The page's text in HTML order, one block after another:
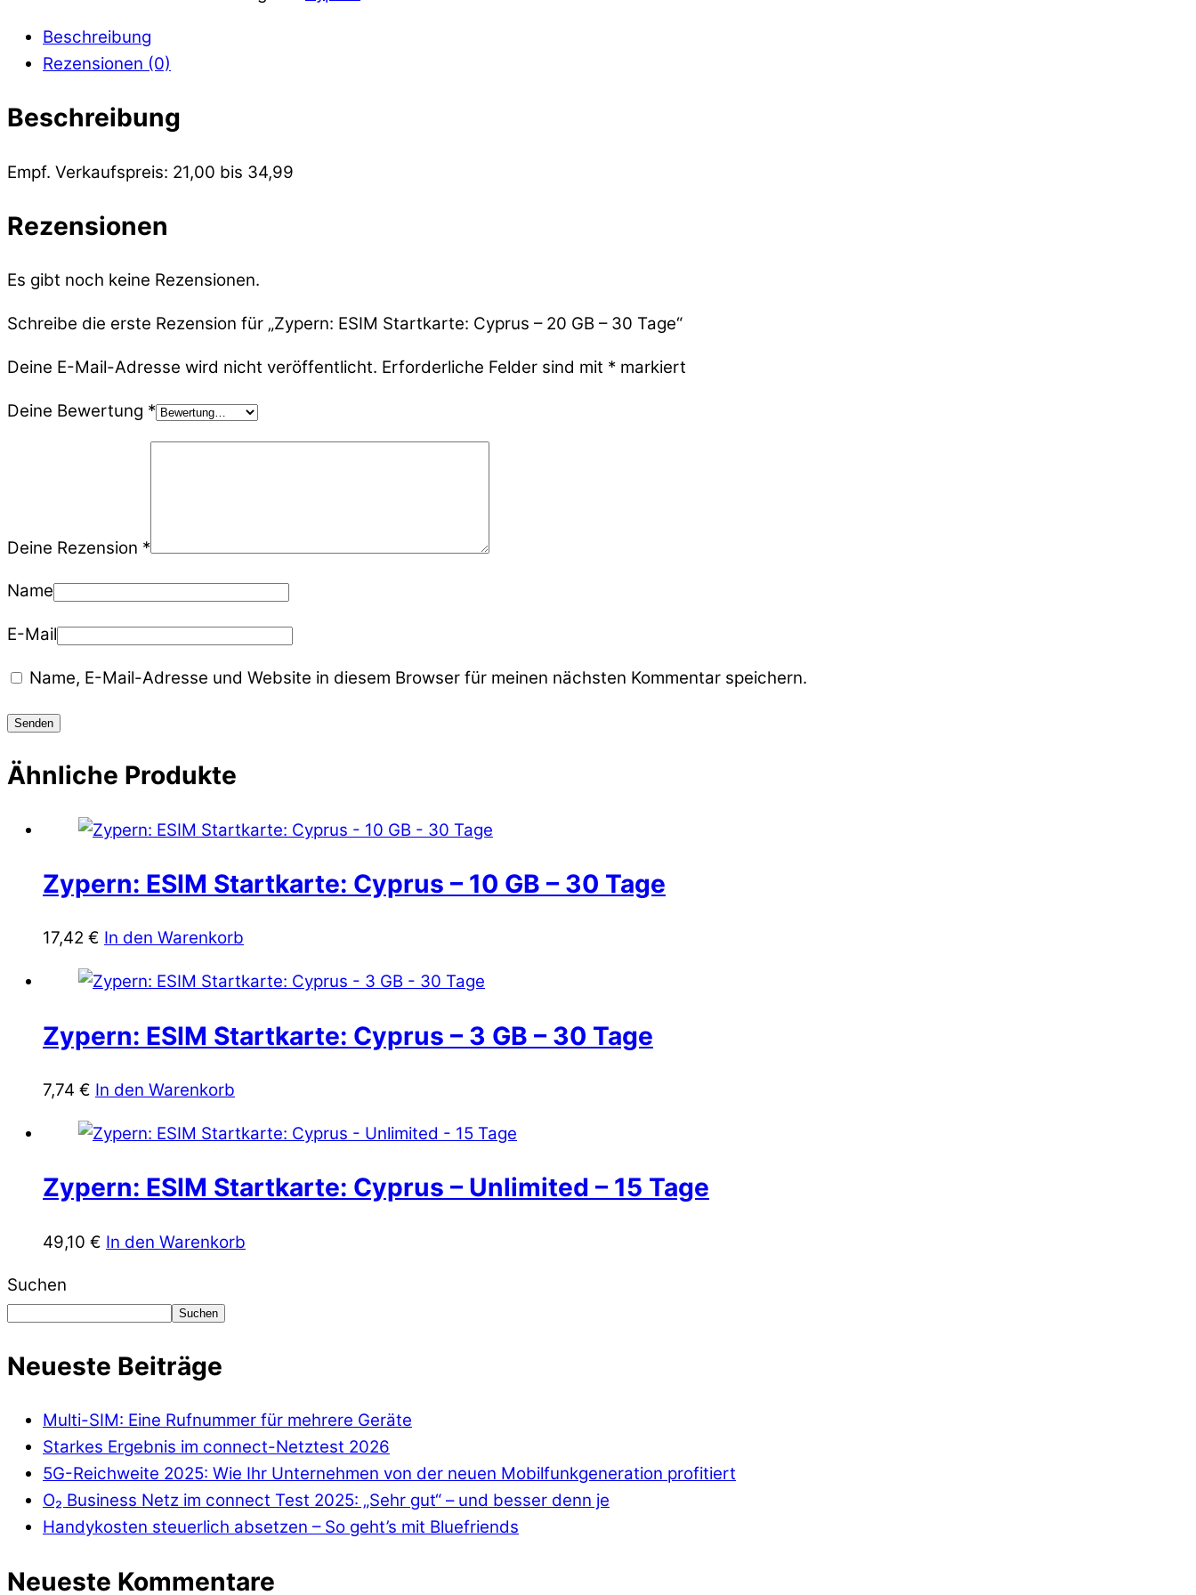
Beschreibung
Rezensionen (0)
Beschreibung
Empf. Verkaufspreis: 21,00 bis 34,99
Rezensionen
Es gibt noch keine Rezensionen.
Schreibe die erste Rezension für „Zypern: ESIM Startkarte: Cyprus – 20 GB – 30 Tage“
Deine E-Mail-Adresse wird nicht veröffentlicht. Erforderliche Felder sind mit * markiert
Deine Bewertung *
Deine Rezension *
Name
E-Mail
Name, E-Mail-Adresse und Website in diesem Browser für meinen nächsten Kommentar speichern.
Ähnliche Produkte
Zypern: ESIM Startkarte: Cyprus – 10 GB – 30 Tage
17,42 € In den Warenkorb
Zypern: ESIM Startkarte: Cyprus – 3 GB – 30 Tage
7,74 € In den Warenkorb
Zypern: ESIM Startkarte: Cyprus – Unlimited – 15 Tage
49,10 € In den Warenkorb
Suchen
Suchen
Neueste Beiträge
Multi-SIM: Eine Rufnummer für mehrere Geräte
Starkes Ergebnis im connect-Netztest 2026
5G-Reichweite 2025: Wie Ihr Unternehmen von der neuen Mobilfunkgeneration profitiert
O₂ Business Netz im connect Test 2025: „Sehr gut“ – und besser denn je
Handykosten steuerlich absetzen – So geht’s mit Bluefriends
Neueste Kommentare